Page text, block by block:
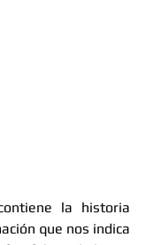
la historia
que nos indica